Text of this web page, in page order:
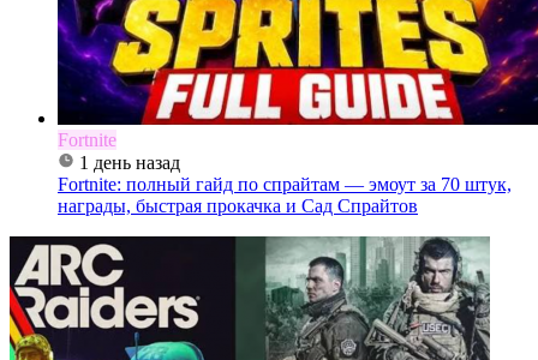
Fortnite
1 день назад
Fortnite: полный гайд по спрайтам — эмоут за 70 штук,
награды, быстрая прокачка и Сад Спрайтов